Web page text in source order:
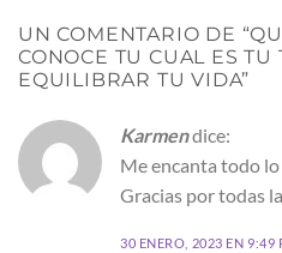
UN COMENTARIO DE “
CONOCE TU CUAL ES
EQUILIBRAR TU VIDA”
Karmendice:
Me encanta todo
Gracias por todas
30 ENERO, 2023 EN 9:49